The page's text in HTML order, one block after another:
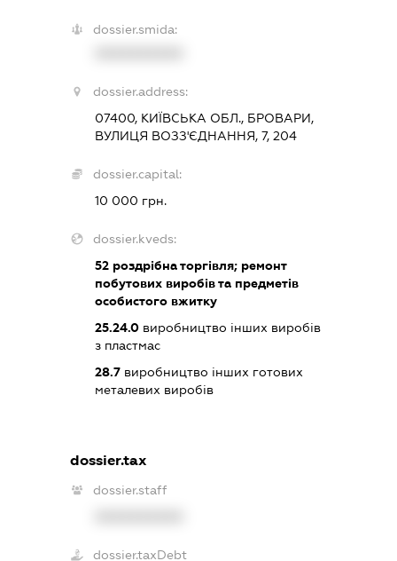
dossier.smida:
dossier.address:
07400, КИЇВСЬКА ОБЛ., БРОВАРИ,
ВУЛИЦЯ ВОЗЗ'ЄДНАННЯ, 7, 204
dossier.capital:
10 000 грн.
dossier.kveds:
52 роздрібна торгівля; ремонт
побутових виробів та предметів
особистого вжитку
25.24.0 виробництво інших виробів
з пластмас
28.7 виробництво інших готових
металевих виробів
dossier.tax
dossier.staff
dossier.taxDebt